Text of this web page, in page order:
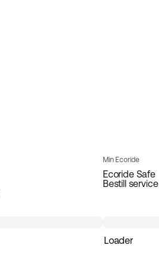
Min Ecoride
Ecoride Safe
Bestill service
Loader